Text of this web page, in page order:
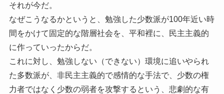
それが今だ。
なぜこうなるかというと、勉強した少数派が100年近い時
間をかけて固定的な階層社会を、平和裡に、民主主義的
に作っていったからだ。
これに対し、勉強しない（できない）環境に追いやられ
た多数派が、非民主主義的で感情的な手法で、少数の権
力者ではなく少数の弱者を攻撃するという、悲劇的な有